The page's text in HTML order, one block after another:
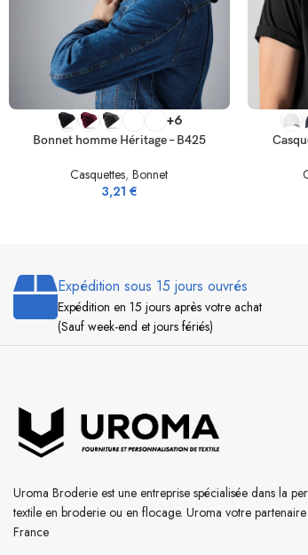
CHOIX DES OPTIONS +6
Bonnet homme Héritage – B425
Casquettes,Bonnet
3,21 €
SELECT
Expédition sous 15 jours ouvrés
Expédition en 15 jours après votre achat
(Sauf week-end et jours fériés)
Uroma Broderie est une entreprise spécialisée dans la
textile en broderie ou en flocage. Uroma votre
France